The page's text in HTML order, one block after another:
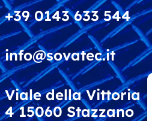
+39 0143 633 544
info@sovatec.it
Viale della Vittoria
4 15060 Stazzano